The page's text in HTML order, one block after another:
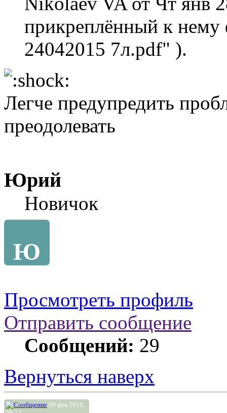
прикреплённый к
24042015 7л.pdf" ).
Легче предупредить
преодолевать
Юрий
Новичок
Ю
Просмотреть профиль
Отправить сообщение
Сообщений: 29
Вернуться наверх
09 фев 2016,